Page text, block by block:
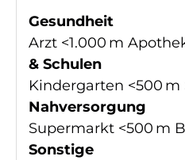
Gesundheit
Arzt <1.000 m
& Schulen
Kindergarten <500 m
Nahversorgung
Supermarkt <500 m
Sonstige